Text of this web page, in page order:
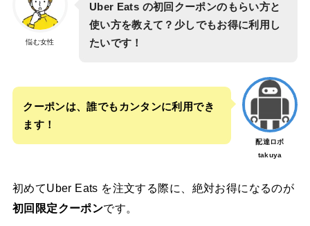
悩む女性
Uber Eats の初回クーポンのもらい方と
使い方を教えて？少しでもお得に利用し
たいです！
配達ロボ
takuya
クーポンは、誰でもカンタンに利用でき
ます！
初めてUber Eats を注文する際に、絶対お得になるのが
初回限定クーポンです。